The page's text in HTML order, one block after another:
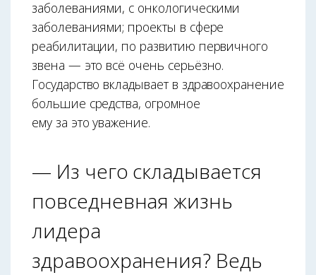
заболеваниями, с онкологическими
заболеваниями; проекты в сфере
реабилитации, по развитию первичного
звена — это всё очень серьёзно.
Государство вкладывает в здравоохранение
большие средства, огромное
ему за это уважение.
— Из чего складывается
повседневная жизнь
лидера
здравоохранения? Ведь